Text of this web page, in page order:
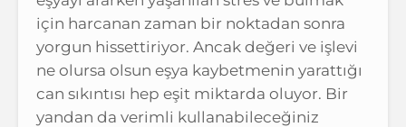
için harcanan zaman bir noktadan sonra
yorgun hissettiriyor. Ancak değeri ve işlevi
ne olursa olsun eşya kaybetmenin yarattığı
can sıkıntısı hep eşit miktarda oluyor. Bir
yandan da verimli kullanabileceğiniz